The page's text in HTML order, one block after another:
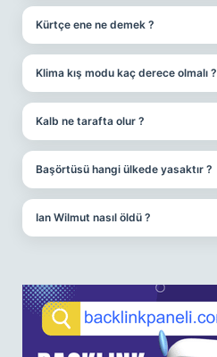
Kürtçe ene ne demek ?
Klima kış modu kaç derece olmalı ?
Kalb ne tarafta olur ?
Başörtüsü hangi ülkede yasaktır ?
Ian Wilmut nasıl öldü ?